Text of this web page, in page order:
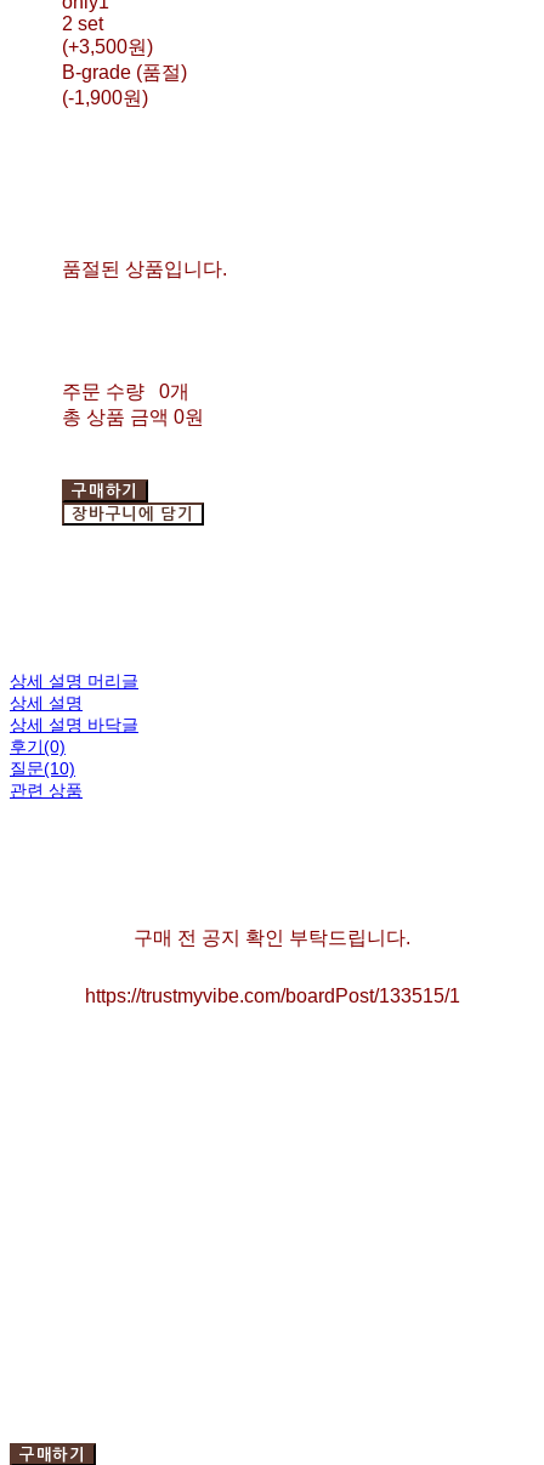
2 set
(+3,500원)
B-grade (품절)
(-1,900원)
품절된 상품입니다.
주문 수량
0개
총 상품 금액 0원
구매하기
장바구니에 담기
상세 설명 머리글
상세 설명
상세 설명 바닥글
후기(0)
질문(10)
관련 상품
구매 전 공지 확인 부탁드립니다.
https://trustmyvibe.com/boardPost/133515/1
구매하기